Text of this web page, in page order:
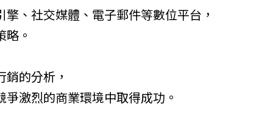
、社交媒體、電子郵件等數位平台，
。
的分析，
激烈的商業環境中取得成功。